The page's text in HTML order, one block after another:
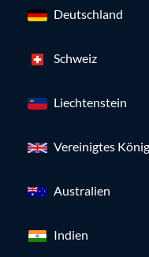
Deutschland
Schweiz
Liechtenstein
Vereinigtes
Australien
Indien